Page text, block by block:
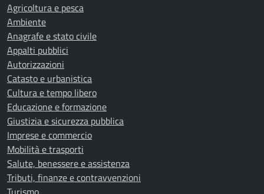
Agricoltura e pesca
Ambiente
Anagrafe e stato civile
Appalti pubblici
Autorizzazioni
Catasto e urbanistica
Cultura e tempo libero
Educazione e formazione
Giustizia e sicurezza pubblica
Imprese e commercio
Mobilità e trasporti
Salute, benessere e assistenza
Tributi, finanze e contravvenzioni